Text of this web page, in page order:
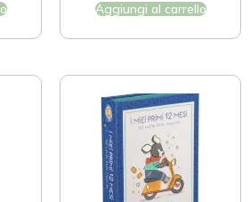
Aggiungi al carrello